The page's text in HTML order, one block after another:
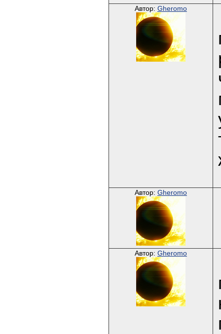
Автор: Gheromo
Автор: Gheromo
Автор: Gheromo